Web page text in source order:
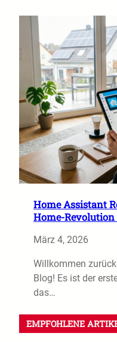
Home Assistant
Home-
März 4, 2026
Willkommen
Blog! Es ist der
das…
EMPFOHLENE